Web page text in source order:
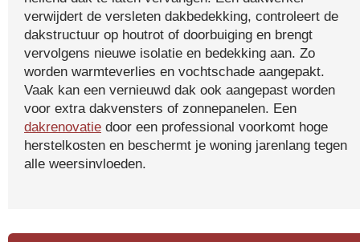
verwijdert de versleten dakbedekking, controleert de
dakstructuur op houtrot of doorbuiging en brengt
vervolgens nieuwe isolatie en bedekking aan. Zo
worden warmteverlies en vochtschade aangepakt.
Vaak kan een vernieuwd dak ook aangepast worden
voor extra dakvensters of zonnepanelen. Een
dakrenovatie door een professional voorkomt hoge
herstelkosten en beschermt je woning jarenlang tegen
alle weersinvloeden.